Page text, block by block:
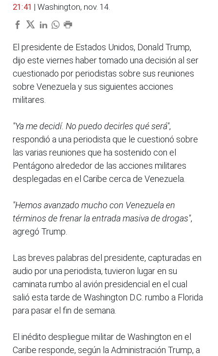
21:41 | Washington, nov. 14.
El presidente de Estados Unidos, Donald Trump,
dijo este viernes haber tomado una decisión al ser
cuestionado por periodistas sobre sus reuniones
sobre Venezuela y sus siguientes acciones
militares.
"Ya me decidí. No puedo decirles qué será",
respondió a una periodista que le cuestionó sobre
las varias reuniones que ha sostenido con el
Pentágono alrededor de las acciones militares
desplegadas en el Caribe cerca de Venezuela.
"Hemos avanzado mucho con Venezuela en
términos de frenar la entrada masiva de drogas",
agregó Trump.
Las breves palabras del presidente, capturadas en
audio por una periodista, tuvieron lugar en su
caminata rumbo al avión presidencial en el cual
salió esta tarde de Washington D.C. rumbo a Florida
para pasar el fin de semana.
El inédito despliegue militar de Washington en el
Caribe responde, según la Administración Trump, a